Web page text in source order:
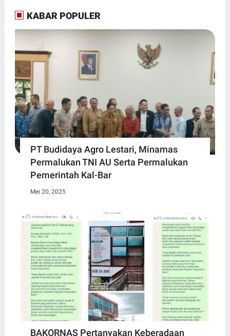
KABAR POPULER
PT Budidaya Agro Lestari, Minamas
Permalukan TNI AU Serta Permalukan
Pemerintah Kal-Bar
Mei 20, 2025
BAKORNAS Pertanyakan Keberadaan